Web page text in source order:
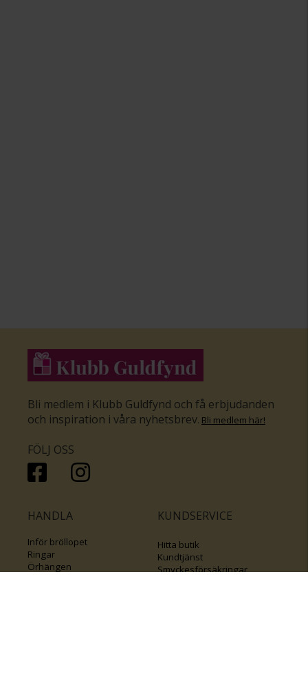
Bli medlem i Klubb Guldfynd och få erbjudanden
och inspiration i våra nyhetsbrev. Bli medlem här!
FÖLJ OSS
HANDLA
Inför bröllopet
Ringar
Örhängen
KUNDSERVICE
Hitta butik
Kundtjänst
Smyckesförsäkringar